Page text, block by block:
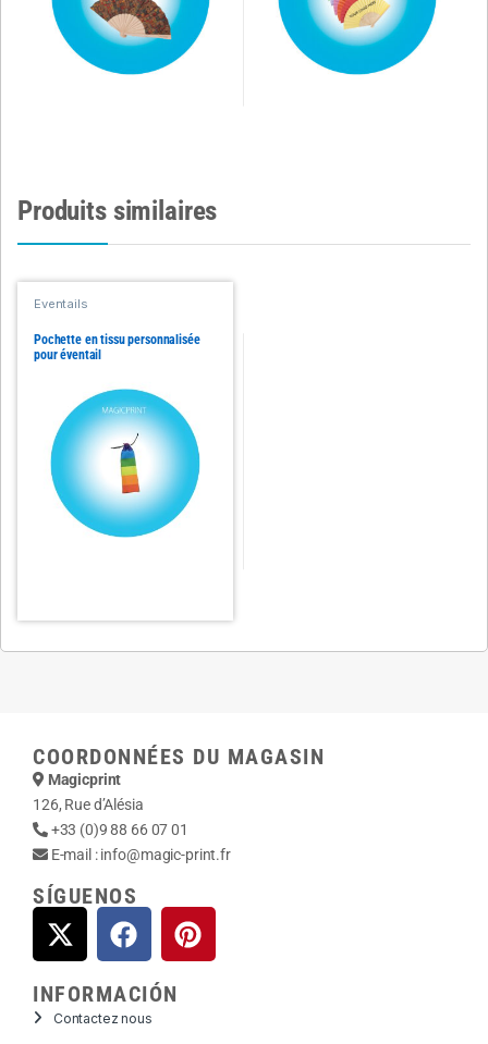
Produits similaires
Eventails
Pochette en tissu personnalisée
pour éventail
COORDONNÉES DU MAGASIN
Magicprint
126, Rue d’Alésia
+33 (0)9 88 66 07 01
E-mail :info@magic-print.fr
SÍGUENOS
INFORMACIÓN
Contactez nous